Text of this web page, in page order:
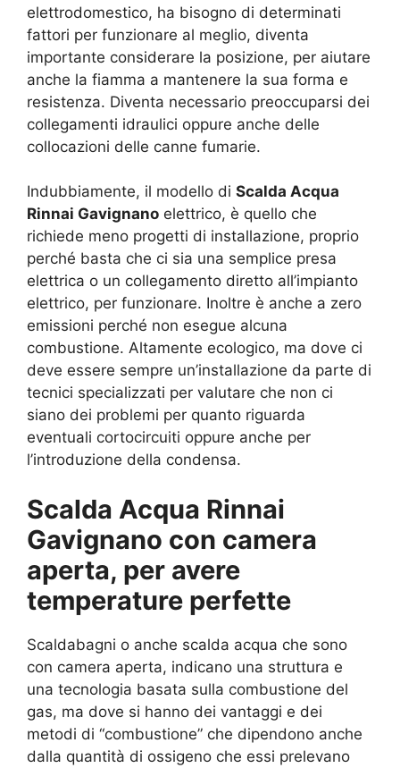
elettrodomestico, ha bisogno di determinati
fattori per funzionare al meglio, diventa
importante considerare la posizione, per aiutare
anche la fiamma a mantenere la sua forma e
resistenza. Diventa necessario preoccuparsi dei
collegamenti idraulici oppure anche delle
collocazioni delle canne fumarie.
Indubbiamente, il modello di Scalda Acqua
Rinnai Gavignano elettrico, è quello che
richiede meno progetti di installazione, proprio
perché basta che ci sia una semplice presa
elettrica o un collegamento diretto all’impianto
elettrico, per funzionare. Inoltre è anche a zero
emissioni perché non esegue alcuna
combustione. Altamente ecologico, ma dove ci
deve essere sempre un’installazione da parte di
tecnici specializzati per valutare che non ci
siano dei problemi per quanto riguarda
eventuali cortocircuiti oppure anche per
l’introduzione della condensa.
Scalda Acqua Rinnai
Gavignano con camera
aperta, per avere
temperature perfette
Scaldabagni o anche scalda acqua che sono
con camera aperta, indicano una struttura e
una tecnologia basata sulla combustione del
gas, ma dove si hanno dei vantaggi e dei
metodi di “combustione” che dipendono anche
dalla quantità di ossigeno che essi prelevano